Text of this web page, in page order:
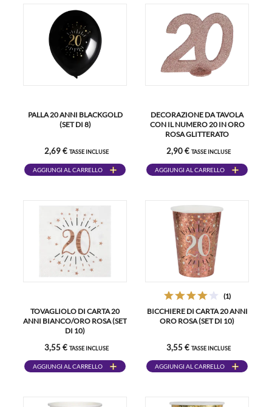
PALLA 20 ANNI BLACKGOLD
(SET DI 8)
2,69 € TASSE INCLUSE
AGGIUNGI AL CARRELLO
DECORAZIONE DA TAVOLA
CON IL NUMERO 20 IN ORO
ROSA GLITTERATO
2,90 € TASSE INCLUSE
AGGIUNGI AL CARRELLO
TOVAGLIOLO DI CARTA 20
ANNI BIANCO/ORO ROSA (SET
DI 10)
3,55 € TASSE INCLUSE
AGGIUNGI AL CARRELLO
(1)
BICCHIERE DI CARTA 20 ANNI
ORO ROSA (SET DI 10)
3,55 € TASSE INCLUSE
AGGIUNGI AL CARRELLO